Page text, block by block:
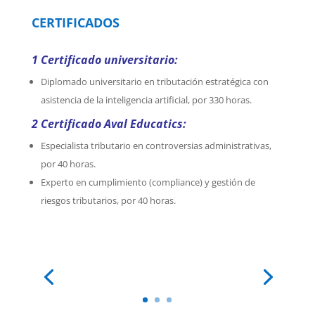
CERTIFICADOS
1 Certificado universitario:
Diplomado universitario en tributación estratégica con
asistencia de la inteligencia artificial, por 330 horas.
2 Certificado Aval Educatics:
Especialista tributario en controversias administrativas,
por 40 horas.
Experto en cumplimiento (compliance) y gestión de
riesgos tributarios, por 40 horas.